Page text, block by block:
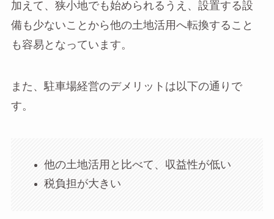
加えて、狭小地でも始められるうえ、設置する設
備も少ないことから他の土地活用へ転換すること
も容易となっています。
また、駐車場経営のデメリットは以下の通りで
す。
他の土地活用と比べて、収益性が低い
税負担が大きい